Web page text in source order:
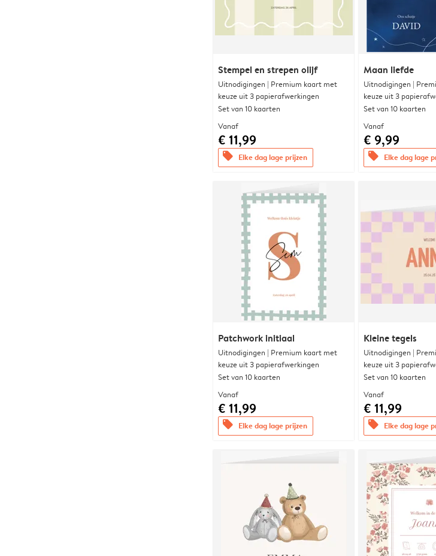
Stempel en strepen olijf
Uitnodigingen | Premium kaart met
keuze uit 3 papierafwerkingen
Set van 10 kaarten
Vanaf
€ 11,99
offers Elke dag lage prijzen
Maan liefde
Uitnodigingen |
keuze uit 3
Set van 10 kaarten
Vanaf
€ 9,99
offers Elke dag lage
Patchwork initiaal
Uitnodigingen | Premium kaart met
keuze uit 3 papierafwerkingen
Set van 10 kaarten
Vanaf
€ 11,99
offers Elke dag lage prijzen
Kleine tegels
Uitnodigingen |
keuze uit 3
Set van 10 kaarten
Vanaf
€ 11,99
offers Elke dag lage